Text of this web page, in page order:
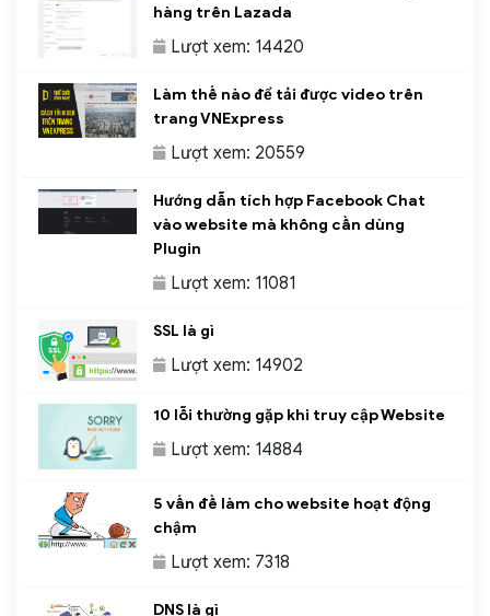
hàng trên Lazada
Lượt xem: 14420
Làm thế nào để tải được video trên
trang VNExpress
Lượt xem: 20559
Hướng dẫn tích hợp Facebook Chat
vào website mà không cần dùng
Plugin
Lượt xem: 11081
SSL là gì
Lượt xem: 14902
10 lỗi thường gặp khi truy cập Website
Lượt xem: 14884
5 vấn đề làm cho website hoạt động
chậm
Lượt xem: 7318
DNS là gì